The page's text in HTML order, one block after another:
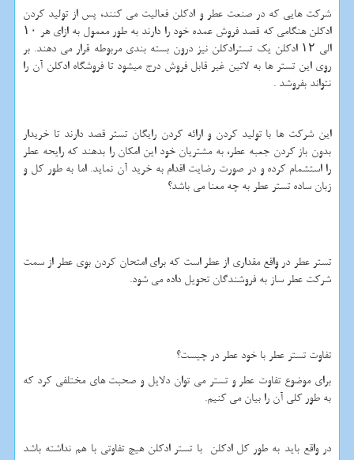
شرکت هایی که در صنعت عطر و ادکلن فعالیت می کنند، پس از تولید کردن
ادکلن هنگامی که قصد فروش عمده خود را دارند به طور معمول به ازای هر ۱۰
الی ۱۲ ادکلن یک تسترادکلن نیز درون بسته بندی مربوطه قرار می دهند. بر
روی این تستر ها به لاتین غیر قابل فروش درج میشود تا فروشگاه ادکلن آن را
نتواند بفروشد .
این شرکت ها با تولید کردن و ارائه کردن رایگان تستر قصد دارند تا خریدار
بدون باز کردن جعبه عطر، به مشتریان خود این امکان را بدهند که رایحه عطر
را استشمام کرده و در صورت رضایت اقدام به خرید آن نماید. اما به طور کل و
زبان ساده تستر عطر به چه معنا می باشد؟
تستر عطر در واقع مقداری از عطر است که برای امتحان کردن بوی عطر از سمت
شرکت عطر ساز به فروشندگان تحویل داده می شود.
تفاوت تستر عطر با خود عطر در چیست؟
برای موضوع تفاوت عطر و تستر می توان دلایل و صحبت های مختلفی کرد که
به طور کلی آن را بیان می کنیم.
در واقع باید به طور کل ادکلن با تستر ادکلن هیچ تفاوتی با هم نداشته باشد